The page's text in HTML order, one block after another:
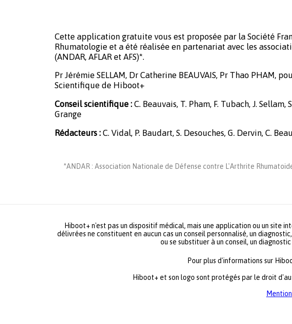
Cette application gratuite vous est proposée par la Société
Rhumatologie et a été réalisée en partenariat avec les
(ANDAR, AFLAR et AFS)*.
Pr Jérémie SELLAM, Dr Catherine BEAUVAIS, Pr Thao PHAM,
Scientifique de Hiboot+
Conseil scientifique : C. Beauvais, T. Pham, F. Tubach, J. Sellam,
Grange
Rédacteurs : C. Vidal, P. Baudart, S. Desouches, G. Dervin, C.
*ANDAR : Association Nationale de Défense contre L'Arthrite
Hiboot+ n'est pas un dispositif médical, mais une application ou un site
délivrées ne constituent en aucun cas un conseil personnalisé, un
ou se substituer à un conseil, un
Pour plus d'informations sur
Hiboot+ et son logo sont protégés par le droit